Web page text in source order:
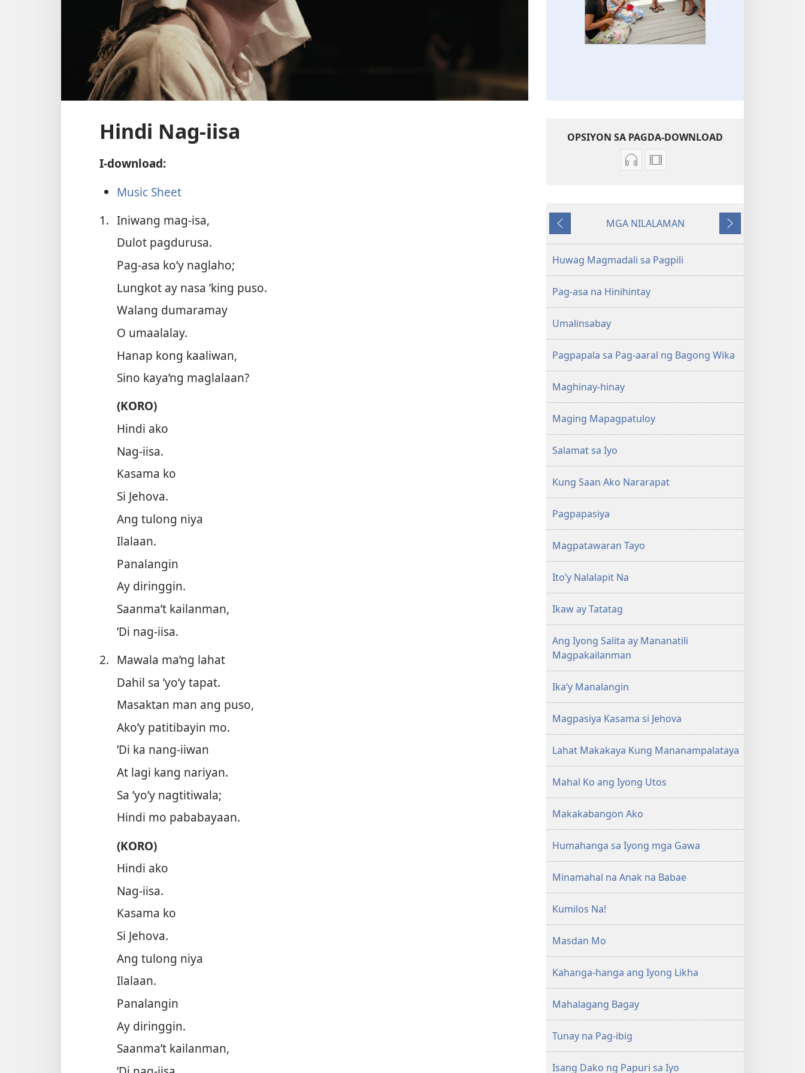
Hindi Nag-iisa
I-download:
Music Sheet
1. Iniwang mag-isa,
Dulot pagdurusa.
Pag-asa ko’y naglaho;
Lungkot ay nasa ’king puso.
Walang dumaramay
O umaalalay.
Hanap kong kaaliwan,
Sino kaya’ng maglalaan?
(KORO)
Hindi ako
Nag-iisa.
Kasama ko
Si Jehova.
Ang tulong niya
Ilalaan.
Panalangin
Ay diringgin.
Saanma’t kailanman,
’Di nag-iisa.
2. Mawala ma’ng lahat
Dahil sa ’yo’y tapat.
Masaktan man ang puso,
Ako’y patitibayin mo.
’Di ka nang-iiwan
At lagi kang nariyan.
Sa ’yo’y nagtitiwala;
Hindi mo pababayaan.
(KORO)
Hindi ako
Nag-iisa.
Kasama ko
Si Jehova.
Ang tulong niya
Ilalaan.
Panalangin
Ay diringgin.
Saanma’t kailanman,
OPSIYON SA PAGDA-DOWNLOAD
Opsiyon
ng
Mga
Original
Mga
download
video
Mga
Nauna
MGA NILALAMAN
Susunod
Huwag Magmadali sa Pagpili
Pag-asa na Hinihintay
Umalinsabay
Pagpapala sa Pag-aaral ng Bagong Wika
Maghinay-hinay
Maging Mapagpatuloy
Salamat sa Iyo
Kung Saan Ako Nararapat
Pagpapasiya
Magpatawaran Tayo
Ito’y Nalalapit Na
Ikaw ay Tatatag
Ang Iyong Salita ay Mananatili
Magpakailanman
Ika’y Manalangin
Magpasiya Kasama si Jehova
Lahat Makakaya Kung Mananampalataya
Mahal Ko ang Iyong Utos
Makakabangon Ako
Humahanga sa Iyong mga Gawa
Minamahal na Anak na Babae
Kumilos Na!
Masdan Mo
Kahanga-hanga ang Iyong Likha
Mahalagang Bagay
Tunay na Pag-ibig
Isang Dako ng Papuri sa Iyo